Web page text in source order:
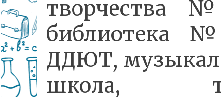
творчества
библиотека
ДДЮТ,
школа,